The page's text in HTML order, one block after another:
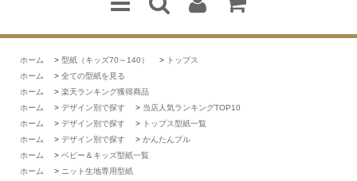
ホーム > 型紙（キッズ70～140） > トップス
ホーム
> 全ての型紙を見る
ホーム
> 楽天ランキング獲得商品
ホーム
> デザイン別で探す > 当店人気ランキングTOP10
ホーム
> デザイン別で探す > トップス型紙一覧
ホーム
> デザイン別で探す > かんたんプル
ホーム
> ベビー＆キッズ型紙一覧
ホーム
> ニット生地専用型紙